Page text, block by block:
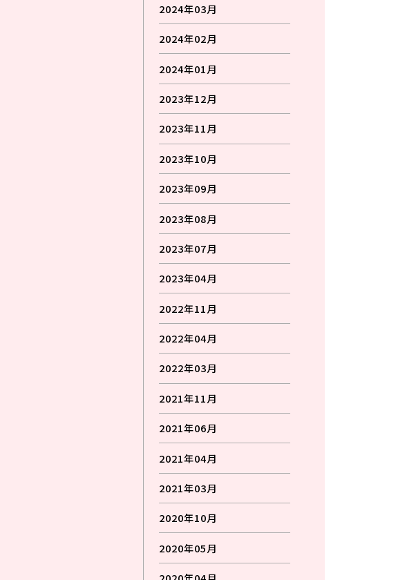
2024年03月
2024年02月
2024年01月
2023年12月
2023年11月
2023年10月
2023年09月
2023年08月
2023年07月
2023年04月
2022年11月
2022年04月
2022年03月
2021年11月
2021年06月
2021年04月
2021年03月
2020年10月
2020年05月